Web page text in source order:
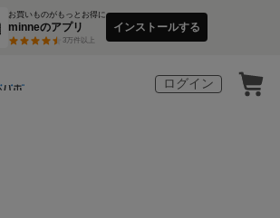
お買いものがもっとお得に
minneのアプリ
3万件以上
インストールする
ログイン